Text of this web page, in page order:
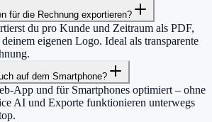
für die Rechnung exportieren?
du pro Kunde und Zeitraum als PDF,
eigenen Logo. Ideal als transparente
auf dem Smartphone?
App und für Smartphones optimiert – ohne
AI und Exporte funktionieren unterwegs